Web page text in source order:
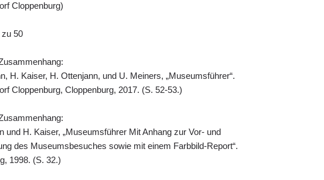
Cloppenburg)
50
H. Kaiser, H. Ottenjann, und U. Meiners, „Museumsführer“.
Cloppenburg, Cloppenburg, 2017. (S. 52-53.)
und H. Kaiser, „Museumsführer Mit Anhang zur Vor- und
des Museumsbesuches sowie mit einem Farbbild-Report“.
1998. (S. 32.)